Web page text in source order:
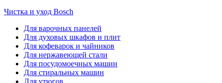
Чистка и уход Bosch
Для варочных панелей
Для духовых шкафов и плит
Для кофеварок и чайников
Для нержавеющей стали
Для посудомоечных машин
Для стиральных машин